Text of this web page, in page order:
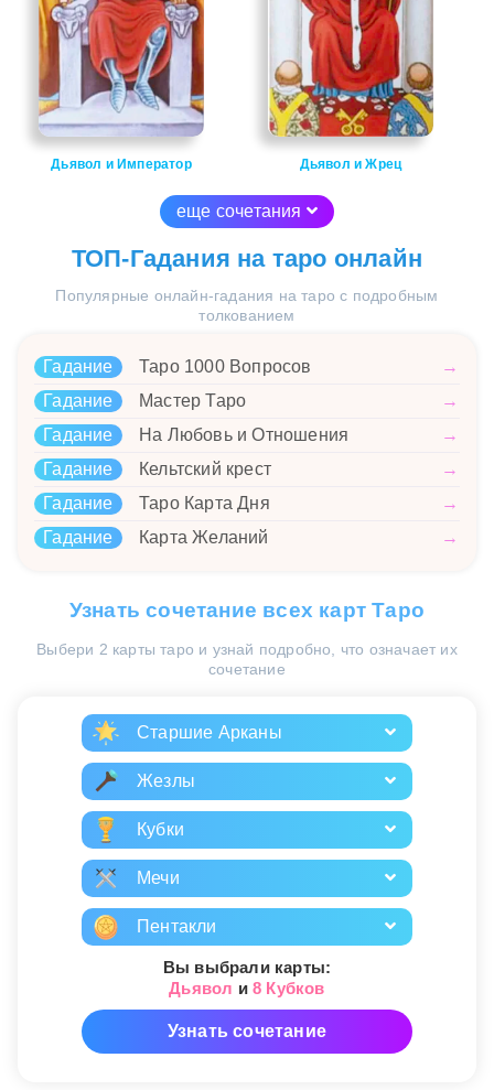
Дьявол и Император Дьявол и Жрец
еще сочетания
ТОП-Гадания на таро онлайн
Популярные онлайн-гадания на таро с подробным
толкованием
Гадание Таро 1000 Вопросов
→
Гадание
Мастер Таро
→
Гадание
На Любовь и Отношения
→
Гадание
Кельтский крест
→
Гадание
Таро Карта Дня
→
Гадание
Карта Желаний →
Узнать сочетание всех карт Таро
Выбери 2 карты таро и узнай подробно, что означает их
сочетание
Старшие Арканы
Жезлы
Кубки
Мечи
Пентакли
Вы выбрали карты:
Дьявол и8 Кубков
Узнать сочетание